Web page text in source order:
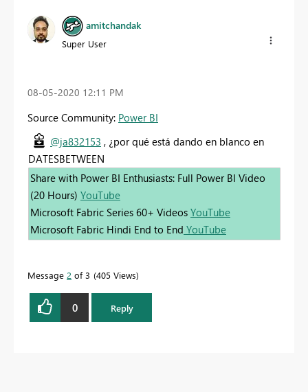
amitchandak
Super User
‎08-05-2020 12:11 PM
Source Community: Power BI
@ja832153 , ¿por qué está dando en blanco en
DATESBETWEEN
Share with Power BI Enthusiasts: Full Power BI Video
(20 Hours) YouTube
Microsoft Fabric Series 60+ Videos YouTube
Microsoft Fabric Hindi End to End YouTube
Message 2 of 3 405 Views
0 Reply